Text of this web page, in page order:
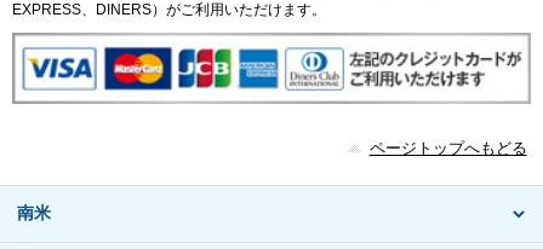
EXPRESS、DINERS）がご利用いただけます。
ページトップへもどる
南米